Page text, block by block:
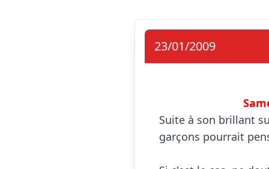
23/01/2009
Suite à son brillant
garçons pourrait